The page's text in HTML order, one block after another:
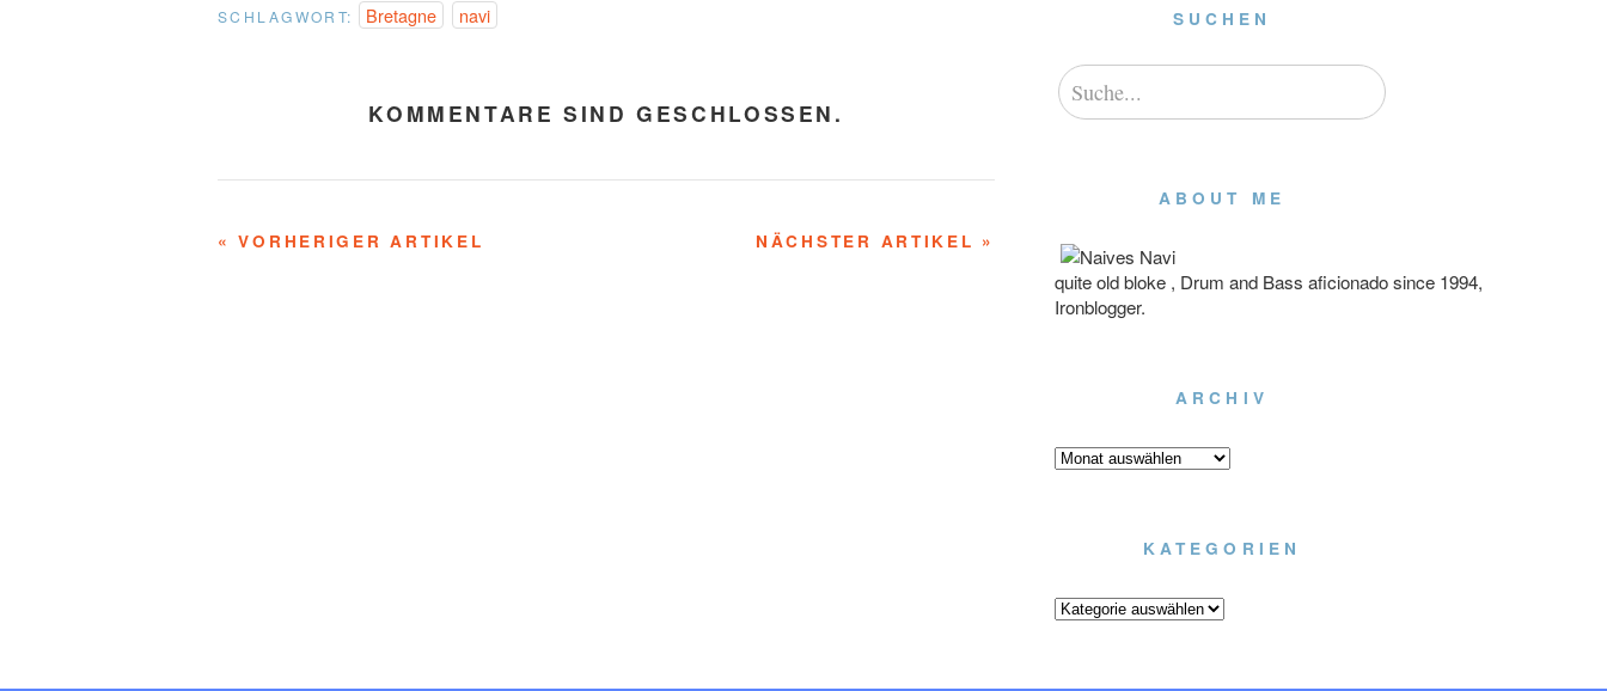
SCHLAGWORT: Bretagne navi
KOMMENTARE SIND GESCHLOSSEN.
NÄCHSTER ARTIKEL »
« VORHERIGER ARTIKEL
SUCHEN
ABOUT ME
quite old bloke , Drum and Bass aficionado since 1994,
Ironblogger.
ARCHIV
Archiv
KATEGORIEN
Kategorien